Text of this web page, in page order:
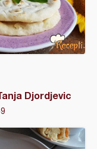
Djordjevic